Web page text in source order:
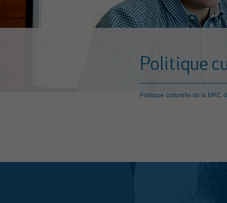
Politique
Politique culturelle de la MRC